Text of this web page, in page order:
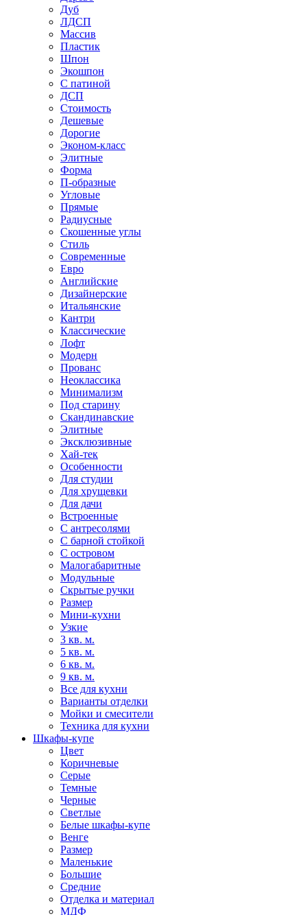
Дуб
ЛДСП
Массив
Пластик
Шпон
Экошпон
С патиной
ДСП
Стоимость
Дешевые
Дорогие
Эконом-класс
Элитные
Форма
П-образные
Угловые
Прямые
Радиусные
Скошенные углы
Стиль
Современные
Евро
Английские
Дизайнерские
Итальянские
Кантри
Классические
Лофт
Модерн
Прованс
Неоклассика
Минимализм
Под старину
Скандинавские
Элитные
Эксклюзивные
Хай-тек
Особенности
Для студии
Для хрущевки
Для дачи
Встроенные
С антресолями
С барной стойкой
С островом
Малогабаритные
Модульные
Скрытые ручки
Размер
Мини-кухни
Узкие
3 кв. м.
5 кв. м.
6 кв. м.
9 кв. м.
Все для кухни
Варианты отделки
Мойки и смесители
Техника для кухни
Шкафы-купе
Цвет
Коричневые
Серые
Темные
Черные
Светлые
Белые шкафы-купе
Венге
Размер
Маленькие
Большие
Средние
Отделка и материал
МДФ